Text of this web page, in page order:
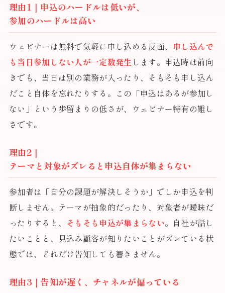
理由1｜申込のハードルは低いが、
参加のハードルは高い
ウェビナーは無料で気軽に申し込める反面、 申し込んで
も当日参加しない人が一定数発生 します。申込時は前向
きでも、当日は別の業務が入ったり、そもそも申し込ん
だこと自体を忘れたりする。この「申込はあるが参加し
ない」という歩留まりの低さが、ウェビナー特有の難し
さです。
理由2｜
テーマと対象がズレると申込自体が集まらない
参加者は「自分の課題が解決しそうか」でしか申込を判
断しません。テーマが抽象的だったり、対象者が曖昧だ
ったりすると、 そもそも申込が集まらない。自社が話し
たいことと、見込み顧客が知りたいことがズレている状
態では、どれだけ告知しても響きません。
理由3｜告知が遅く、チャネルが偏っている